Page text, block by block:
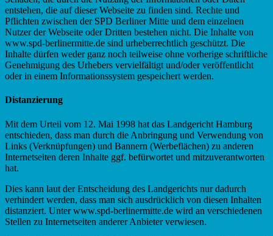
entstehen, die auf dieser Webseite zu finden sind. Rechte und
Pflichten zwischen der SPD Berliner Mitte und dem einzelnen
Nutzer der Webseite oder Dritten bestehen nicht. Die Inhalte von
www.spd-berlinermitte.de sind urheberrechtlich geschützt. Die
Inhalte dürfen weder ganz noch teilweise ohne vorherige schriftliche
Genehmigung des Urhebers vervielfältigt und/oder veröffentlicht
oder in einem Informationssystem gespeichert werden.
Distanzierung
Mit dem Urteil vom 12. Mai 1998 hat das Landgericht Hamburg
entschieden, dass man durch die Anbringung und Verwendung von
Links (Verknüpfungen) und Bannern (Werbeflächen) zu anderen
Internetseiten deren Inhalte ggf. befürwortet und mitzuverantworten
hat.
Dies kann laut der Entscheidung des Landgerichts nur dadurch
verhindert werden, dass man sich ausdrücklich von diesen Inhalten
distanziert. Unter www.spd-berlinermitte.de wird an verschiedenen
Stellen zu Internetseiten anderer Anbieter verwiesen.